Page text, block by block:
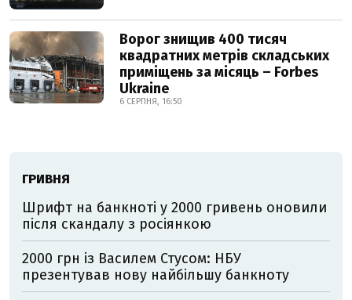
Ворог знищив 400 тисяч
квадратних метрів складських
приміщень за місяць – Forbes
Ukraine
6 СЕРПНЯ, 16:50
ГРИВНЯ
Шрифт на банкноті у 2000 гривень оновили
після скандалу з росіянкою
2000 грн із Василем Стусом: НБУ
презентував нову найбільшу банкноту